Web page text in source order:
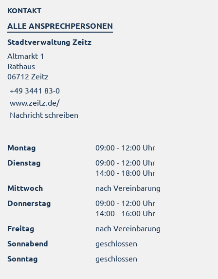
KONTAKT
ALLE ANSPRECHPERSONEN
Stadtverwaltung Zeitz
Altmarkt 1
Rathaus
06712 Zeitz
+49 3441 83-0
www.zeitz.de/
Nachricht schreiben
Montag 09:00 - 12:00 Uhr
Dienstag
09:00 - 12:00 Uhr
14:00 - 18:00 Uhr
Mittwoch nach Vereinbarung
Donnerstag
09:00 - 12:00 Uhr
14:00 - 16:00 Uhr
Freitag nach Vereinbarung
Sonnabend geschlossen
Sonntag geschlossen